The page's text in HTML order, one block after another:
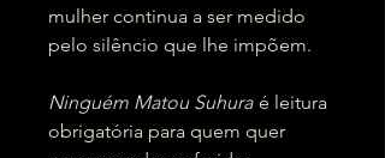
mulher continua a ser medido
pelo silêncio que lhe impõem.
Ninguém Matou Suhura é leitura
obrigatória para quem quer